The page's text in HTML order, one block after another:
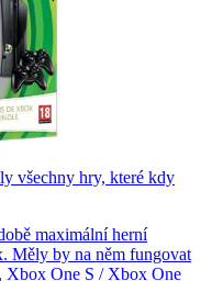
všechny hry, které kdy
maximální herní
Měly by na něm fungovat
Xbox One S / Xbox One